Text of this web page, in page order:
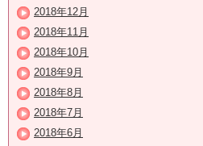
2018年12月
2018年11月
2018年10月
2018年9月
2018年8月
2018年7月
2018年6月